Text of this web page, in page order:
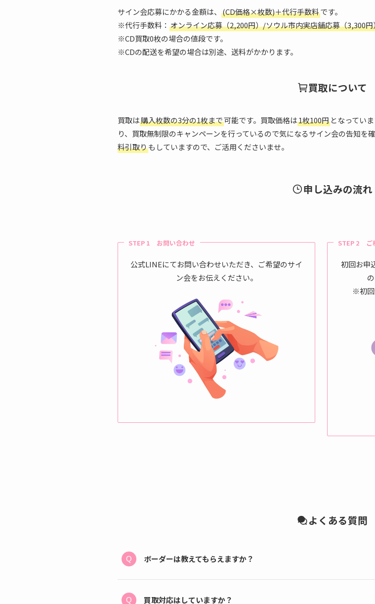
サイン会応募にかかる金額は、 (CD価格×枚数)＋代行手数料です。
※代行手数料： オンライン応募（2,200円）/ソウル市内実店舗応募（3,300
※CD買取0枚の場合の値段です。
※CDの配送を希望の場合は別途、送料がかかります。
買取について
買取は購入枚数の3分の1枚まで可能です。買取価格は1枚100円 となってい
り、買取無制限のキャンペーンを行っているので気になるサイン会の告知を
料引取りもしていますので、ご活用くださいませ。
申し込みの流れ
STEP 1 お問い合わせ
公式LINEにてお問い合わせいただき、ご希望のサイ
ン会をお伝えください。
STEP 2 ご
初回お申
※初回
よくある質問
ボーダーは教えてもらえますか？
買取対応はしていますか？